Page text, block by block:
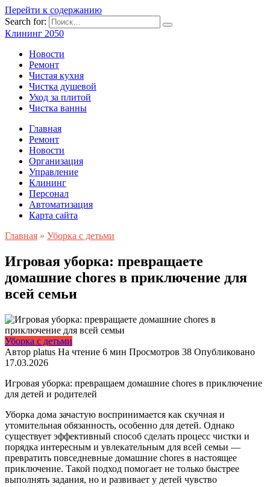
Перейти к содержанию
Search for:
Клининг 2050
Новости
Ремонт
Чистая кухня
Чистка душевой
Уход за плитой
Чистка ванны
Главная
Ремонт
Новости
Организация
Управление
Клининг
Персонал
Автоматизация
Карта сайта
Главная » Уборка с детьми
Игровая уборка: превращаете
домашние chores в приключение для
всей семьи
Уборка с детьми
Автор platus На чтение 6 мин Просмотров 38 Опубликовано
17.03.2026
Игровая уборка: превращаем домашние chores в приключение
для детей и родителей
Уборка дома зачастую воспринимается как скучная и
утомительная обязанность, особенно для детей. Однако
существует эффективный способ сделать процесс чистки и
порядка интересным и увлекательным для всей семьи —
превратить повседневные домашние chores в настоящее
приключение. Такой подход помогает не только быстрее
выполнять задания, но и развивает у детей чувство